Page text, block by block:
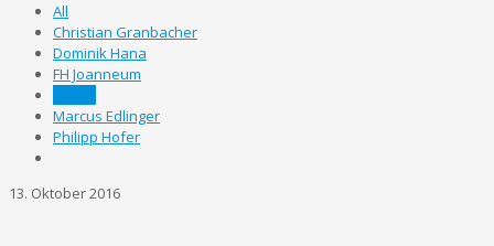
All
Christian Granbacher
Dominik Hana
FH Joanneum
Marcus Edlinger
Philipp Hofer
13. Oktober 2016